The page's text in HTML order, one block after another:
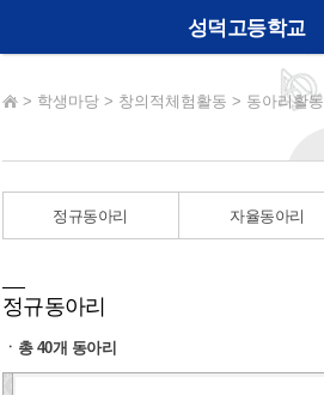
성덕고등학교
법인소개
> 학생마당 > 창의적체험활동 > 동아리활동
정규동아리 자율동아리
정규동아리
ㆍ총 40개 동아리